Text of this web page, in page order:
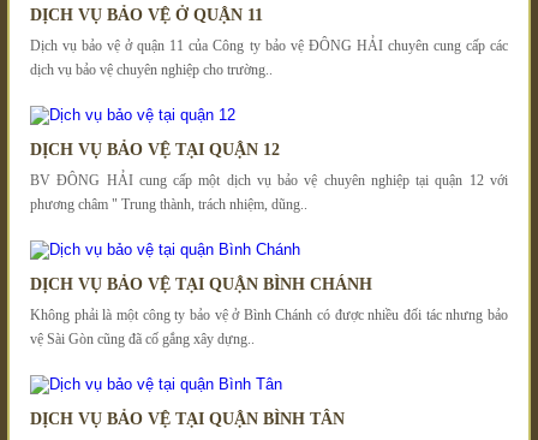
DỊCH VỤ BẢO VỆ Ở QUẬN 11
Dịch vụ bảo vệ ở quận 11 của Công ty bảo vệ ĐÔNG HẢI chuyên cung cấp các
dịch vụ bảo vệ chuyên nghiệp cho trường..
DỊCH VỤ BẢO VỆ TẠI QUẬN 12
BV ĐÔNG HẢI cung cấp một dịch vụ bảo vệ chuyên nghiệp tại quận 12 với
phương châm " Trung thành, trách nhiệm, dũng..
DỊCH VỤ BẢO VỆ TẠI QUẬN BÌNH CHÁNH
Không phải là một công ty bảo vệ ở Bình Chánh có được nhiều đối tác nhưng bảo
vệ Sài Gòn cũng đã cố gắng xây dựng..
DỊCH VỤ BẢO VỆ TẠI QUẬN BÌNH TÂN